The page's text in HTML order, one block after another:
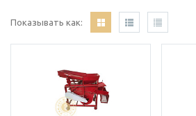
Показывать как: